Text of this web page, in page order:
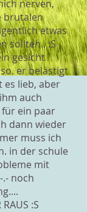
nerven,
brutalen
etwas
sollten.. :S
gesicht
er belästigt
es lieb, aber
auch
ein paar
dann wieder
muss ich
in der schule
mit
noch
RAUS :S